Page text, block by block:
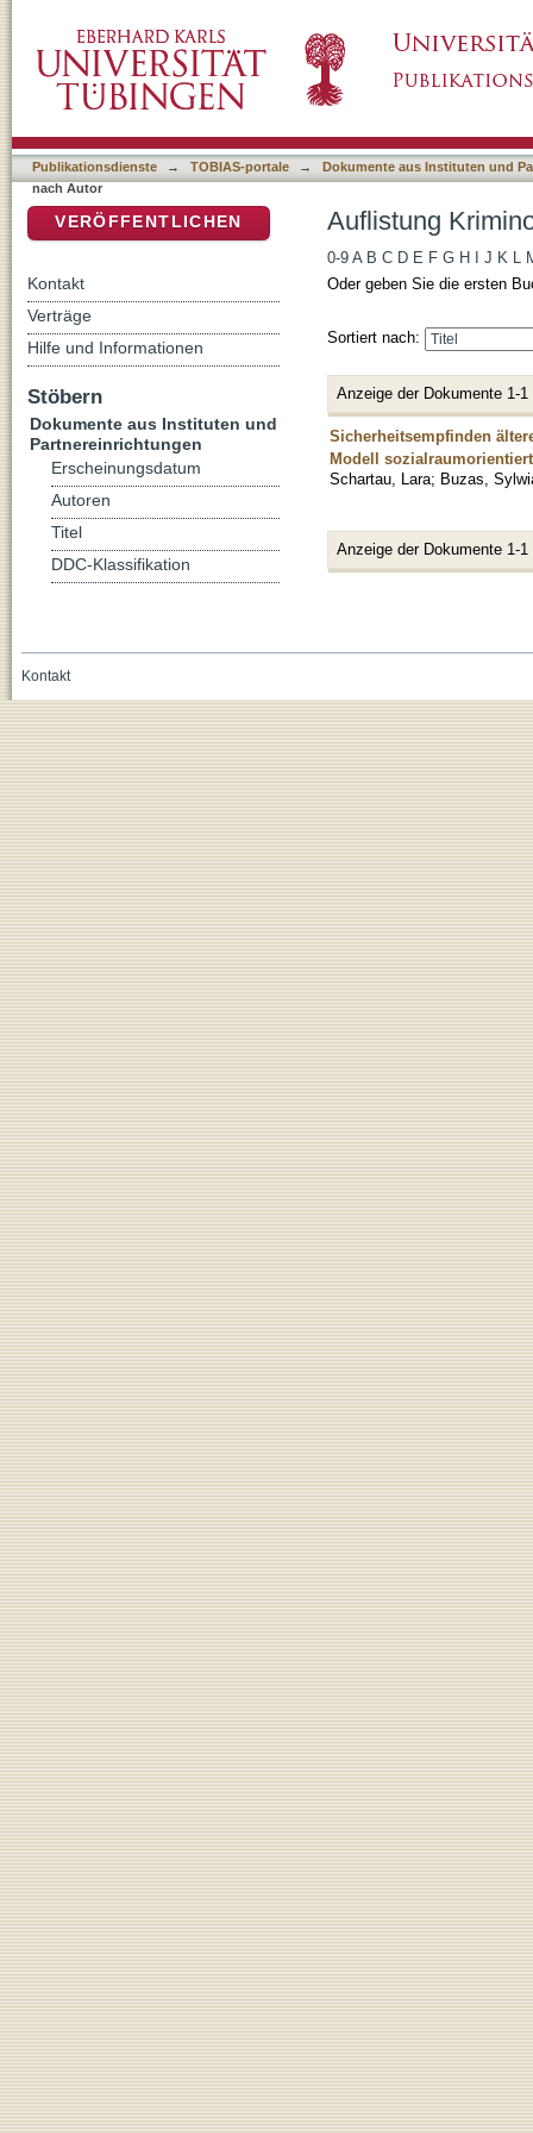
Publikationsdienste → TOBIAS-portale →
Dokumente aus Instituten und
nach Autor
Auflistung
0-9 A B C D E F G H J K L
Oder geben Sie die ersten
Sortiert nach:
Anzeige der Dokumente 1-1
Sicherheitsempfinden
Modell
Schartau, Lara; Buzas,
Anzeige der Dokumente 1-1
VERÖFFENTLICHEN
Kontakt
Verträge
Hilfe und Informationen
Stöbern
Dokumente aus Instituten und
Partnereinrichtungen
Erscheinungsdatum
Autoren
Titel
DDC-Klassifikation
Kontakt